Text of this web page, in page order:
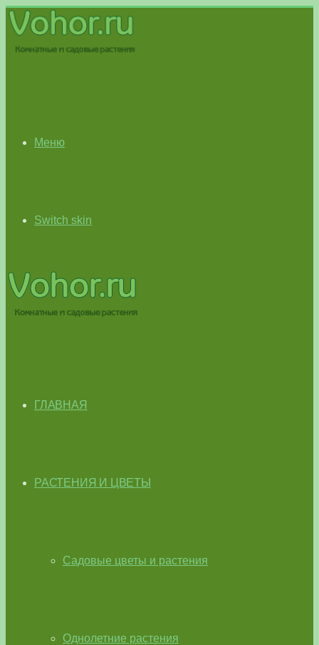
Меню
Switch skin
ГЛАВНАЯ
РАСТЕНИЯ И ЦВЕТЫ
Садовые цветы и растения
Однолетние растения